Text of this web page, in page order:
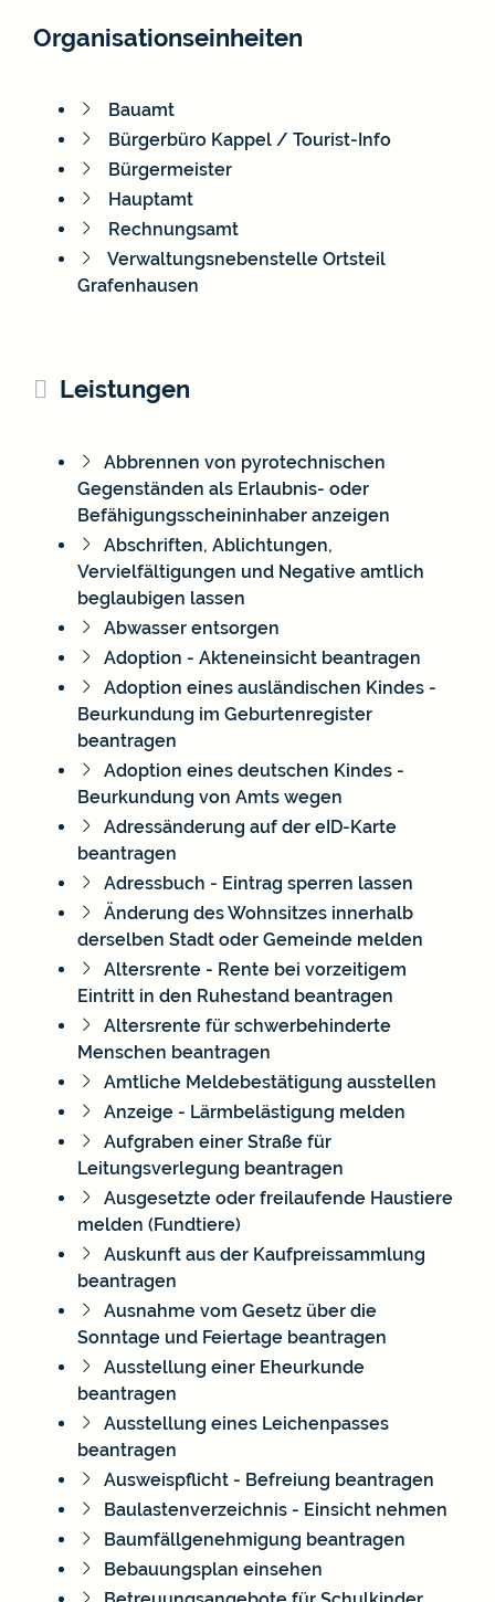
Organisationseinheiten
Bauamt
Bürgerbüro Kappel / Tourist-Info
Bürgermeister
Hauptamt
Rechnungsamt
Verwaltungsnebenstelle Ortsteil
Grafenhausen
Leistungen
Abbrennen von pyrotechnischen
Gegenständen als Erlaubnis- oder
Befähigungsscheininhaber anzeigen
Abschriften, Ablichtungen,
Vervielfältigungen und Negative amtlich
beglaubigen lassen
Abwasser entsorgen
Adoption - Akteneinsicht beantragen
Adoption eines ausländischen Kindes -
Beurkundung im Geburtenregister
beantragen
Adoption eines deutschen Kindes -
Beurkundung von Amts wegen
Adressänderung auf der eID-Karte
beantragen
Adressbuch - Eintrag sperren lassen
Änderung des Wohnsitzes innerhalb
derselben Stadt oder Gemeinde melden
Altersrente - Rente bei vorzeitigem
Eintritt in den Ruhestand beantragen
Altersrente für schwerbehinderte
Menschen beantragen
Amtliche Meldebestätigung ausstellen
Anzeige - Lärmbelästigung melden
Aufgraben einer Straße für
Leitungsverlegung beantragen
Ausgesetzte oder freilaufende Haustiere
melden (Fundtiere)
Auskunft aus der Kaufpreissammlung
beantragen
Ausnahme vom Gesetz über die
Sonntage und Feiertage beantragen
Ausstellung einer Eheurkunde
beantragen
Ausstellung eines Leichenpasses
beantragen
Ausweispflicht - Befreiung beantragen
Baulastenverzeichnis - Einsicht nehmen
Baumfällgenehmigung beantragen
Bebauungsplan einsehen